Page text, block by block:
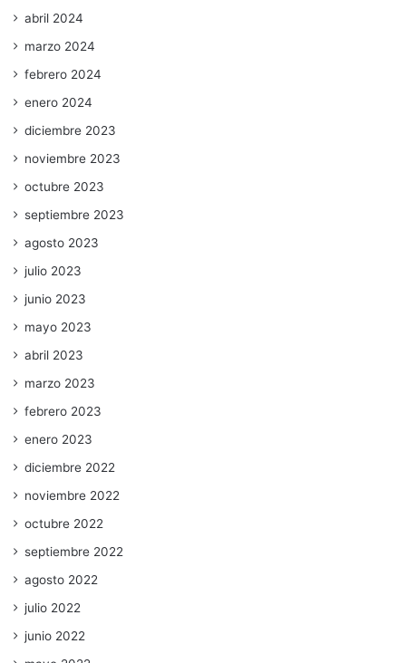
abril 2024
marzo 2024
febrero 2024
enero 2024
diciembre 2023
noviembre 2023
octubre 2023
septiembre 2023
agosto 2023
julio 2023
junio 2023
mayo 2023
abril 2023
marzo 2023
febrero 2023
enero 2023
diciembre 2022
noviembre 2022
octubre 2022
septiembre 2022
agosto 2022
julio 2022
junio 2022